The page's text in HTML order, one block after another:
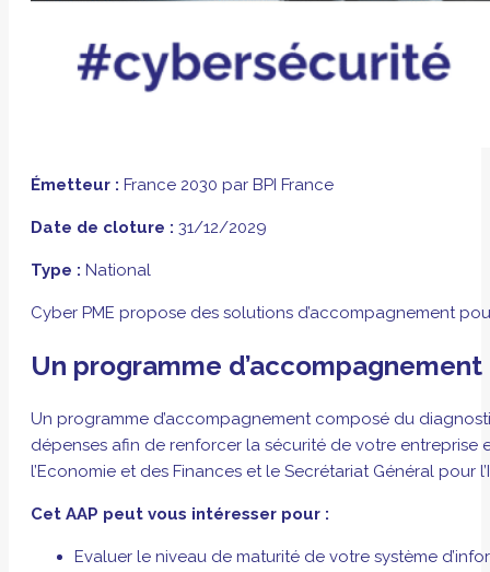
Émetteur : France 2030 par BPI France
Date de cloture : 31/12/2029
Type : National
Cyber PME propose des solutions d’accompagnement
Un programme
Un programme d’accompagnement composé du
dépenses afin de renforcer la sécurité de votre entreprise
l’Economie et des Finances et le Secrétariat Général pour
Cet AAP peut vous intéresser pour :
Evaluer le niveau de maturité de votre système